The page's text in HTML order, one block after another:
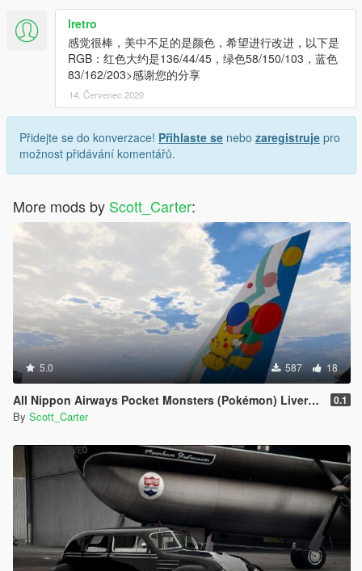
lretro
感觉很棒，美中不足的是颜色，希望进行改进，以下是
RGB：红色大约是136/44/45，绿色58/150/103，蓝色
83/162/203>感谢您的分享
14. Červenec 2020
Přidejte se do konverzace! Přihlaste se nebo zaregistruje pro
možnost přidávání komentářů.
More mods by Scott_Carter:
5.0 587 18
All Nippon Airways Pocket Monsters (Pokémon) Livery Boeing 767-300 0.1
By Scott_Carter